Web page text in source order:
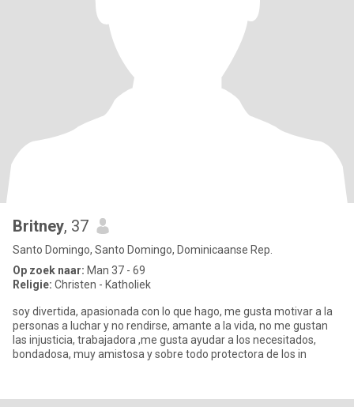
Britney, 37
Santo Domingo, Santo Domingo, Dominicaanse Rep.
Op zoek naar: Man 37 - 69
Religie: Christen - Katholiek
soy divertida, apasionada con lo que hago, me gusta motivar a la
personas a luchar y no rendirse, amante a la vida, no me gustan
las injusticia, trabajadora ,me gusta ayudar a los necesitados,
bondadosa, muy amistosa y sobre todo protectora de los in